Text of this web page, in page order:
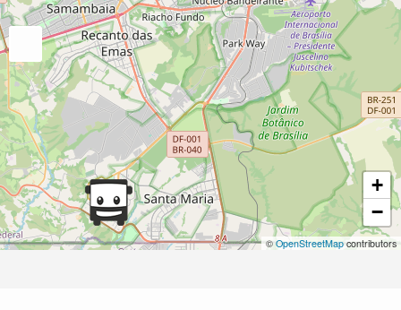
+
−
© OpenStreetMapcontributors